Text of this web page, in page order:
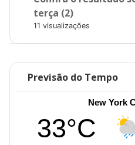
terça (2)
11 visualizações
Previsão do Tempo
New York
33°C